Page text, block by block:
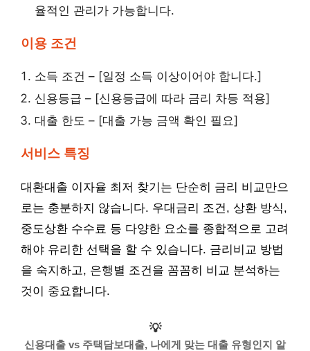
율적인 관리가 가능합니다.
이용 조건
소득 조건 – [일정 소득 이상이어야 합니다.]
신용등급 – [신용등급에 따라 금리 차등 적용]
대출 한도 – [대출 가능 금액 확인 필요]
서비스 특징
대환대출 이자율 최저 찾기는 단순히 금리 비교만으
로는 충분하지 않습니다. 우대금리 조건, 상환 방식,
중도상환 수수료 등 다양한 요소를 종합적으로 고려
해야 유리한 선택을 할 수 있습니다. 금리비교 방법
을 숙지하고, 은행별 조건을 꼼꼼히 비교 분석하는
것이 중요합니다.
💡
신용대출 vs 주택담보대출, 나에게 맞는 대출 유형인지 알